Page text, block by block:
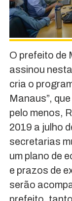
O prefeito de
assinou
cria o
Manaus”,
pelo menos,
2019 a julho
secretarias
um plano de
e prazos de
serão